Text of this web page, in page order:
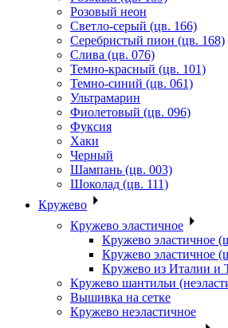
Розовый неон
Светло-серый (цв. 166)
Серебристый пион (цв. 168)
Слива (цв. 076)
Темно-красный (цв. 101)
Темно-синий (цв. 061)
Ультрамарин
Фиолетовый (цв. 096)
Фуксия
Хаки
Черный
Шампань (цв. 003)
Шоколад (цв. 111)
Кружево
Кружево эластичное
Кружево эластичное
Кружево эластичное
Кружево из Италии и
Кружево шантильи
Вышивка на сетке
Кружево неэластичное